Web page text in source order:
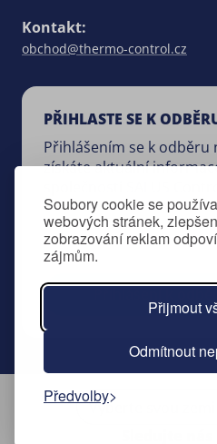
Soubory cookie se
webových stránek,
zobrazování reklam
zájmům.
Přijmout
Odmítnout
Předvolby
Kontakt:
obchod@thermo-control.cz
PŘIHLASTE SE K
Přihlášením se k odběru
získáte aktuální